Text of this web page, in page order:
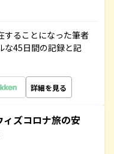
することになった筆者
な45日間の記録と記
詳細を見る
ズコロナ旅の安